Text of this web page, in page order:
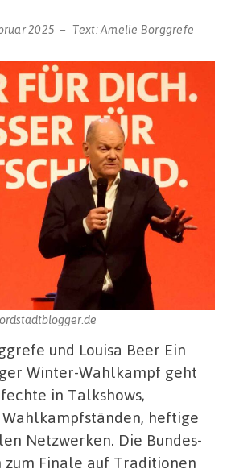
2025 Text:Amelie Borggrefe
und Louisa Beer Ein
Winter-Wahlkampf geht
in Talkshows,
Wahlkampfständen, heftige
Netzwerken. Die Bundes-
zum Finale auf Traditionen